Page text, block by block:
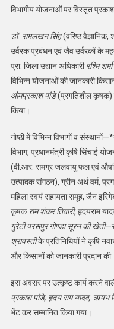
विभागीय योजनाओं पर विस्तृत
डॉ. रामलखन सिंह(वरिष्ठ वैज्ञानिक,
उर्वरक प्रबंधन एवं जैव उर्वरकों के
प्रा. जिला उद्यान अधिकारी रश्मि शर्मा
विभिन्न योजनाओं की जानकारी
ओमप्रकाश पांडे(प्रगतिशील कृषक)
किया।
गोष्ठी में विभिन्न विभागों व
विभाग, प्रधानमंत्री कृषि सिंचाई
(वी.आर. समग्र जलवायु फल एवं
उत्पादक संगठन), ग्रीन अर्थ वर्म,
महिला स्वयं सहायता समूह, जैन
कृषक राम शंकर तिवारी, हृदयराम
गुरेटी परसपुर गोण्डा सूरन की खेती
श्रावस्तीके प्रतिनिधियों ने कृषि
और किसानों को जानकारी प्रदान
इस अवसर पर उत्कृष्ट कार्य करने
प्रकाश पांडे, हृदय राम यादव, ऋषभ
भेंट कर सम्मानित किया गया।